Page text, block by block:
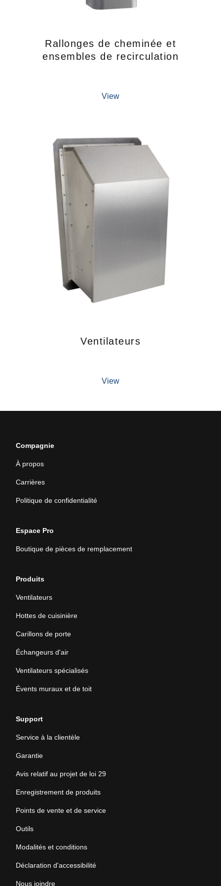
Rallonges de cheminée et
ensembles de recirculation
View
Ventilateurs
View
Compagnie
À propos
Carrières
Politique de confidentialité
Espace Pro
Boutique de pièces de remplacement
Produits
Ventilateurs
Hottes de cuisinière
Carillons de porte
Échangeurs d'air
Ventilateurs spécialisés
Évents muraux et de toit
Support
Service à la clientèle
Garantie
Avis relatif au projet de loi 29
Enregistrement de produits
Points de vente et de service
Outils
Modalités et conditions
Déclaration d'accessibilité
Nous joindre